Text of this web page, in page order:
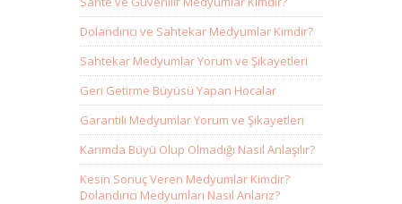
Dolandırıcı ve Sahtekar Medyumlar Kimdir?
Sahtekar Medyumlar Yorum ve Şikayetleri
Geri Getirme Büyüsü Yapan Hocalar
Garantili Medyumlar Yorum ve Şikayetleri
Karımda Büyü Olup Olmadığı Nasıl Anlaşılır?
Kesin Sonuç Veren Medyumlar Kimdir?
Dolandırıcı Medyumları Nasıl Anlarız?